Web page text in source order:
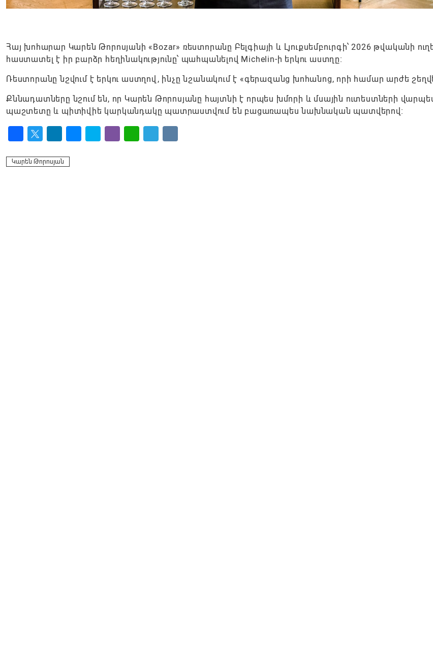
Հայ խոհարար Կարեն Թորոսյանի «Bozar» ռեստորանը Բելգիայի և Լյուքսեմբուրգի՝ 2026 թվականի
հաստատել է իր բարձր հեղինակությունը՝ պահպանելով Michelin-ի երկու աստղը։
Ռեստորանը նշվում է երկու աստղով, ինչը նշանակում է «գերազանց խոհանոց, որի համար արժե շեղվել
Քննադատները նշում են, որ Կարեն Թորոսյանը հայտնի է որպես խմորի և մսային ուտեստների
պաշտետը և պիտիվիե կարկանդակը պատրաստվում են բացառապես նախնական պատվերով։
Կարեն Թորոսյան